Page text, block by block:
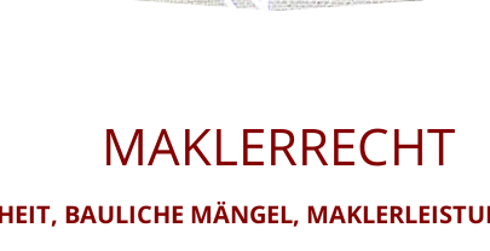
MAKLERRECHT
BAULICHE MÄNGEL,